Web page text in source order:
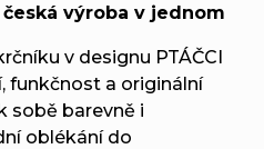
výroba v jednom
v designu PTÁČCI
funkčnost a originální
sobě barevně i
oblékání do